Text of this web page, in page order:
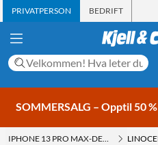
PRIVATPERSON BEDRIFT
SOMMERSALG – Opptil 50 %
IPHONE 13 PRO MAX-DEKSLER